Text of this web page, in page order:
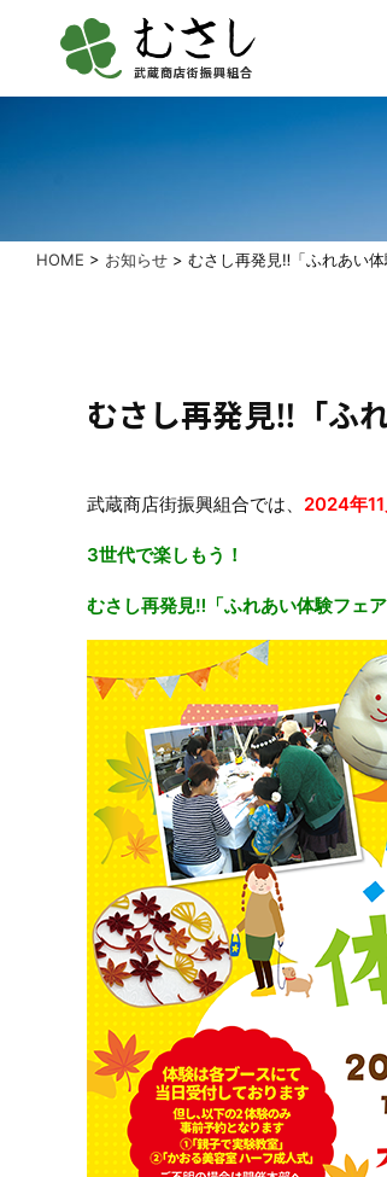
武蔵商店街振興組合
HOME > お知らせ > むさし再発見‼「ふれあい
むさし再発見‼「ふ
武蔵商店街振興組合では、 2024年11
3世代で楽しもう！
むさし再発見‼「ふれあい体験フェア